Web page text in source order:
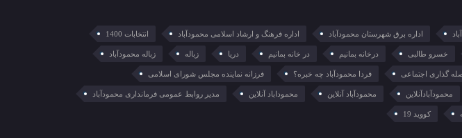
اداره برق شهرستان محمودآباد اداره فرهنگ و ارشاد اسلامی محمودآباد انتخابات 1400
خسرو طالبی درخانه بمانیم در خانه بمانیم دریا زباله زباله محمودآباد
گذاری اجتماعی فردا محمودآباد چه خبره؟ فرزانه نماینده مجلس شورای اسلامی
محمودآبادآنلاین محمودآباد آنلاین محموداباد آنلاین مدیر روابط عمومی فرمانداری محمودآباد
کووید 19